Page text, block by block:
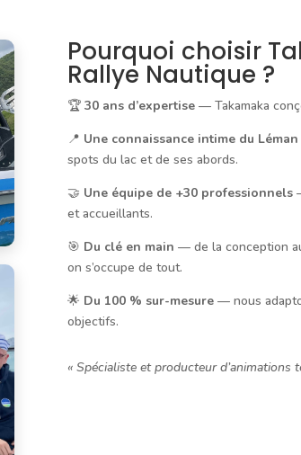
Pourquoi choisir
Rallye Nautique ?
🏆30 ans d’expertise — Takamaka
📍 Une connaissance intime du
spots du lac et de ses abords.
🤝 Une équipe de +30 professionnels
et accueillants.
🎯 Du clé en main — de la conception
on s’occupe de tout.
🌟 Du 100 % sur-mesure — nous
objectifs.
« Spécialiste et producteur d’animations